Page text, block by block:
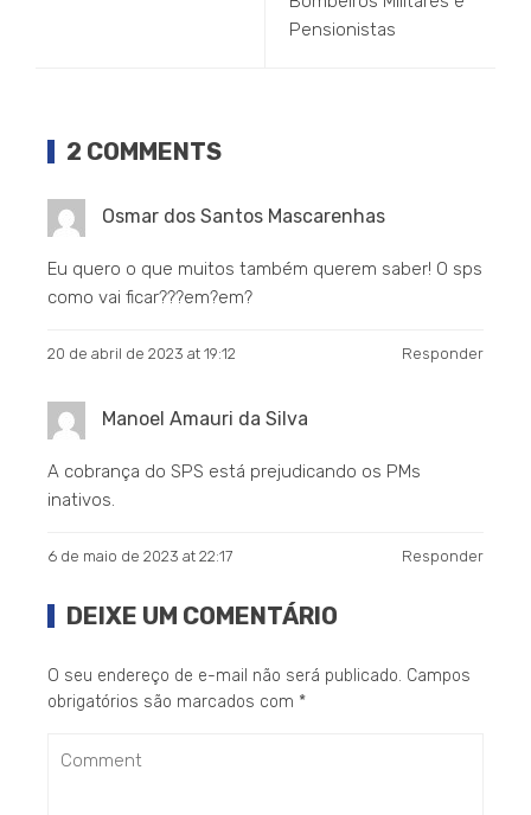
Pensionistas
2 COMMENTS
Osmar dos Santos Mascarenhas
Eu quero o que muitos também querem saber! O sps
como vai ficar???em?em?
20 de abril de 2023 at 19:12 Responder
Manoel Amauri da Silva
A cobrança do SPS está prejudicando os PMs
inativos.
6 de maio de 2023 at 22:17 Responder
DEIXE UM COMENTÁRIO
O seu endereço de e-mail não será publicado. Campos
obrigatórios são marcados com *